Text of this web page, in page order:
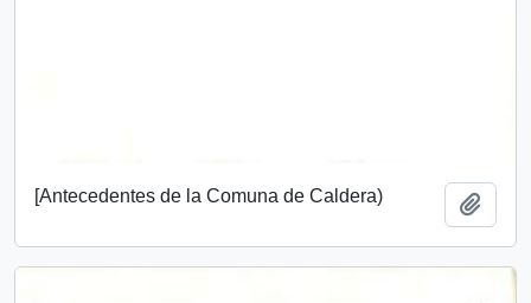
[Antecedentes de la Comuna de Caldera)